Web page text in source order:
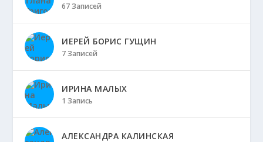
67 Записей
ИЕРЕЙ БОРИС ГУЩИН
7 Записей
ИРИНА МАЛЫХ
1 Запись
АЛЕКСАНДРА КАЛИНСКАЯ